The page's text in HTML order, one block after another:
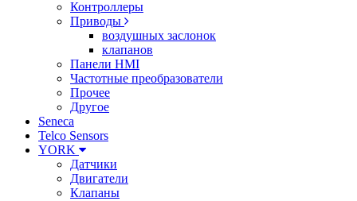
Контроллеры
Приводы
воздушных заслонок
клапанов
Панели HMI
Частотные преобразователи
Прочее
Другое
Seneca
Telco Sensors
YORK
Датчики
Двигатели
Клапаны